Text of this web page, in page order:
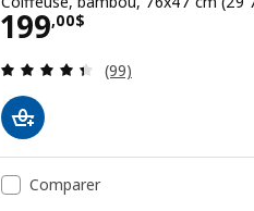
199,00$
Prix 199,00$
Examen: 4.4 sur
(99)
Comparer